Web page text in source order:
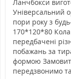
Ланчбокси
Універсальний
пори року з
170*120*80
передбачені
побажань за
формою
передзвонимо